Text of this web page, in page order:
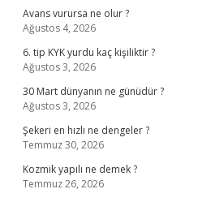
Avans vurursa ne olur ?
Ağustos 4, 2026
6. tip KYK yurdu kaç kişiliktir ?
Ağustos 3, 2026
30 Mart dünyanın ne günüdür ?
Ağustos 3, 2026
Şekeri en hızlı ne dengeler ?
Temmuz 30, 2026
Kozmik yapılı ne demek ?
Temmuz 26, 2026